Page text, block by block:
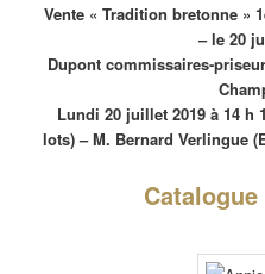
Vente « Tradition bretonne »
– le 20
Dupont commissaires-
Lundi 20 juillet 2019 à 14 h
lots) – M. Bernard Verlingue